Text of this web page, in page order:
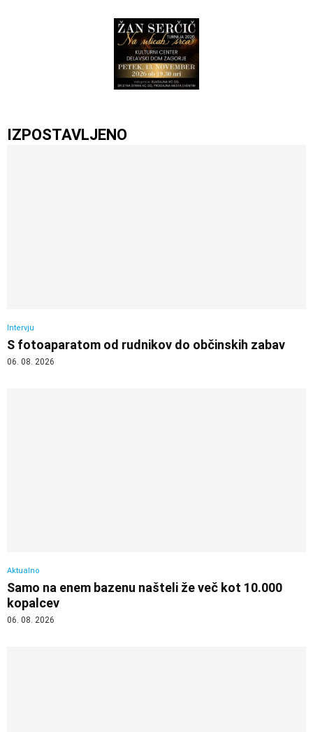
IZPOSTAVLJENO
Intervju
S fotoaparatom od rudnikov do občinskih zabav
06. 08. 2026
Aktualno
Samo na enem bazenu našteli že več kot 10.000
kopalcev
06. 08. 2026